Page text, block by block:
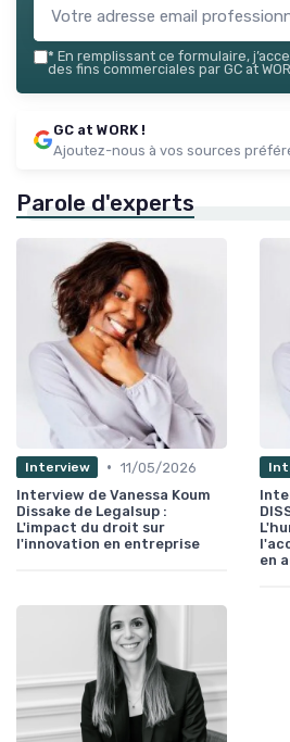
* En remplissant ce formulaire,
des fins commerciales par GC at
GC at WORK !
Ajoutez-nous à vos sources
Parole d'experts
Interview • 11/05/2026
Interview de Vanessa Koum
Dissake de Legalsup :
L'impact du droit sur
l'innovation en entreprise
en